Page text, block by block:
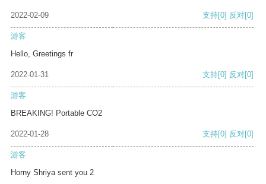
2022-02-09 支持[0] 反对[0]
游客
Hello, Greetings fr
2022-01-31 支持[0] 反对[0]
游客
BREAKING! Portable CO2
2022-01-28 支持[0] 反对[0]
游客
Horny Shriya sent you 2